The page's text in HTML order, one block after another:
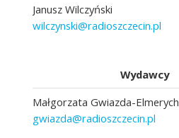
Janusz Wilczyński
wilczynski@radioszczecin.pl
Wydawcy
Małgorzata Gwiazda-Elmerych
gwiazda@radioszczecin.pl